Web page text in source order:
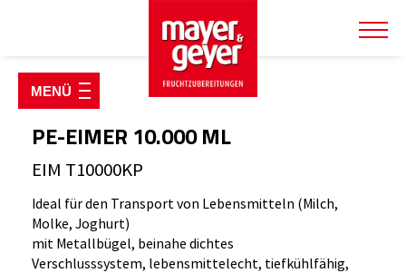
SHOP & PRODUKTE
Fruchtzubereitungen
Fruchtsirupe & Konzentrate
Käsereiartikel
Kulturen & Labextrakt
PE-EIMER 10.000 ML
EIM T10000KP
Ideal für den Transport von Lebensmitteln (Milch,
Molke, Joghurt)
mit Metallbügel, beinahe dichtes
Verschlusssystem, lebensmittelecht, tiefkühlfähig,